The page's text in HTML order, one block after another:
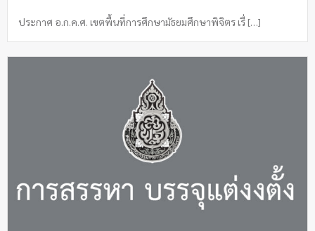
ประกาศ อ.ก.ค.ศ. เขตพื้นที่การศึกษามัธยมศึกษาพิจิตร เรื่ […]